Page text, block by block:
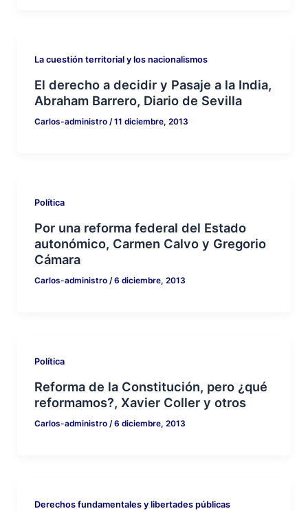
La cuestión territorial y los nacionalismos
El derecho a decidir y Pasaje a la India,
Abraham Barrero, Diario de Sevilla
Carlos-administro /11 diciembre, 2013
Política
Por una reforma federal del Estado
autonómico, Carmen Calvo y Gregorio
Cámara
Carlos-administro /6 diciembre, 2013
Política
Reforma de la Constitución, pero ¿qué
reformamos?, Xavier Coller y otros
Carlos-administro /6 diciembre, 2013
Derechos fundamentales y libertades públicas